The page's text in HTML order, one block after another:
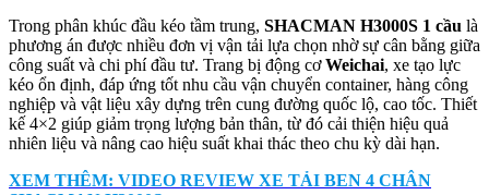
Trong phân khúc đầu kéo tầm trung, SHACMAN H3000S 1 cầu là
phương án được nhiều đơn vị vận tải lựa chọn nhờ sự cân bằng giữa
công suất và chi phí đầu tư. Trang bị động cơWeichai, xe tạo lực
kéo ổn định, đáp ứng tốt nhu cầu vận chuyển container, hàng công
nghiệp và vật liệu xây dựng trên cung đường quốc lộ, cao tốc. Thiết
kế 4×2 giúp giảm trọng lượng bản thân, từ đó cải thiện hiệu quả
nhiên liệu và nâng cao hiệu suất khai thác theo chu kỳ dài hạn.
XEM THÊM: VIDEO REVIEW XE TẢI BEN 4 CHÂN